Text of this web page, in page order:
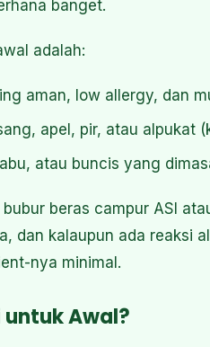
banget.
adalah:
aman, low allergy, dan
apel, pir, atau alpukat
atau buncis yang
beras campur ASI
dan kalaupun ada reaksi
nya minimal.
untuk Awal?